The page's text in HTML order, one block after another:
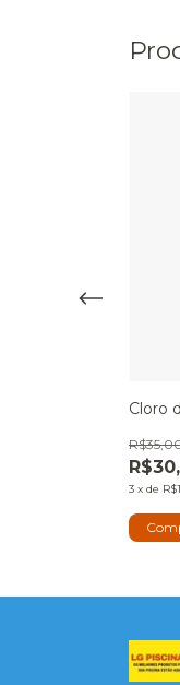
Cloro
3 x de